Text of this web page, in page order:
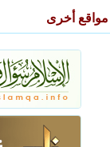
مواقع أخرى